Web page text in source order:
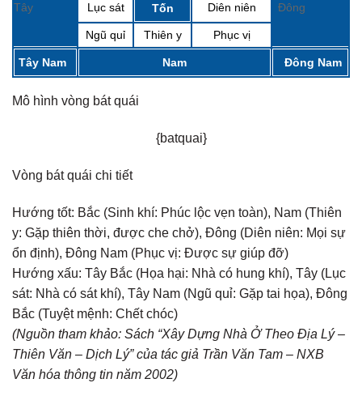
Tây Đông
Lục sát Tốn Diên niên
Ngũ quỉ Thiên y Phục vị
Tây Nam Nam Đông Nam
Mô hình vòng bát quái
{batquai}
Vòng bát quái chi tiết
Hướng tốt: Bắc (Sinh khí: Phúc lộc vẹn toàn), Nam (Thiên
y: Gặp thiên thời, được che chở), Đông (Diên niên: Mọi sự
ổn định), Đông Nam (Phục vị: Được sự giúp đỡ)
Hướng xấu: Tây Bắc (Họa hại: Nhà có hung khí), Tây (Lục
sát: Nhà có sát khí), Tây Nam (Ngũ quỉ: Gặp tai họa), Đông
Bắc (Tuyệt mệnh: Chết chóc)
(Nguồn tham khảo: Sách “Xây Dựng Nhà Ở Theo Địa Lý –
Thiên Văn – Dịch Lý” của tác giả Trần Văn Tam – NXB
Văn hóa thông tin năm 2002)